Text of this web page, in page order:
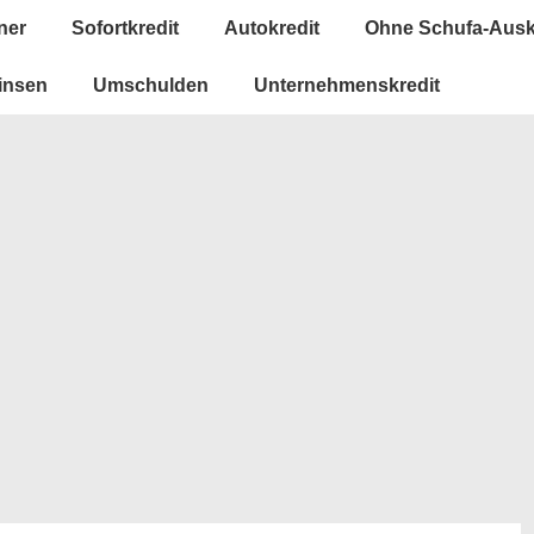
Sofortkredit Autokredit Ohne Schufa-
Umschulden Unternehmenskredit